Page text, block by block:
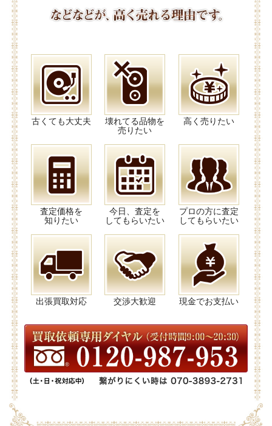
古くても大丈夫
壊れてる品物を
売りたい
高く売りたい
査定価格を
知りたい
今日、査定を
してもらいたい
プロの方に査定
してもらいたい
出張買取対応 交渉大歓迎 現金でお支払い